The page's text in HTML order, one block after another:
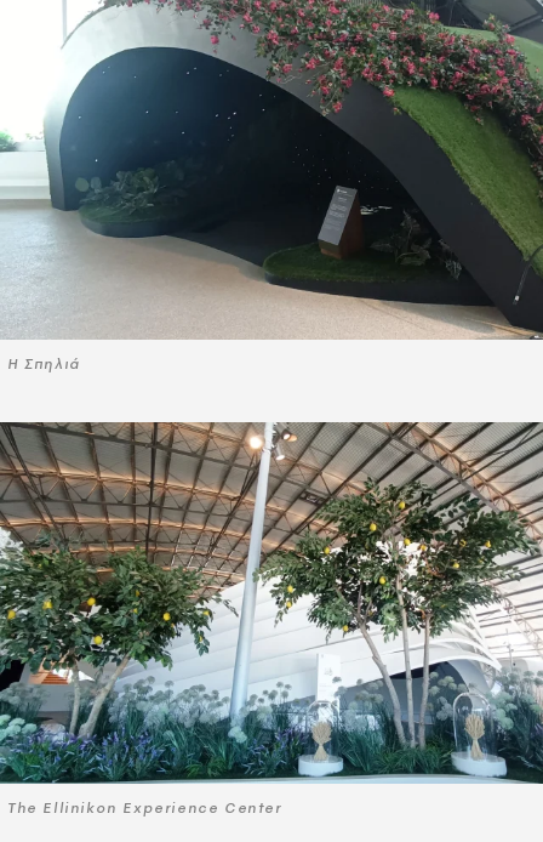
Η Σπηλιά
Τhe Ellinikon Experience Center